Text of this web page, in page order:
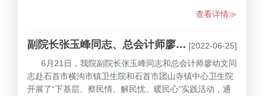
查看详情≫
[2022-06-25]
副院长张玉峰同志、总会计师廖幼文同志赴石首市乡镇卫生院开展“下基层、察民情、解民忧、暖民心”实践活动
6月21日，我院副院长张玉峰同志和总会计师廖幼文同
志赴石首市横沟市镇卫生院和石首市团山寺镇中心卫生院
开展了“下基层、察民情、解民忧、暖民心”实践活动，通